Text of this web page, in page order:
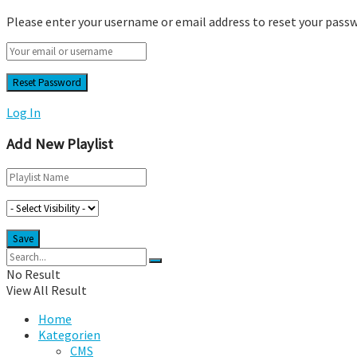
Please enter your username or email address to reset your
Log In
Add New Playlist
No Result
View All Result
Home
Kategorien
CMS